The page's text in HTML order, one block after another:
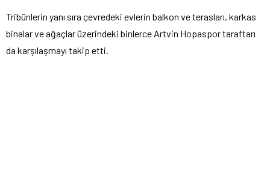
Tribünlerin yanı sıra çevredeki evlerin balkon ve terasları, karkas
binalar ve ağaçlar üzerindeki binlerce Artvin Hopaspor taraftarı
da karşılaşmayı takip etti.